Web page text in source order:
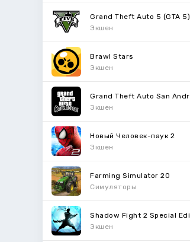
Grand Theft Auto 5 (GTA 5)
Экшен
Brawl Stars
Экшен
Экшен
Новый Человек-паук 2
Экшен
Farming Simulator 20
Симуляторы
Экшен